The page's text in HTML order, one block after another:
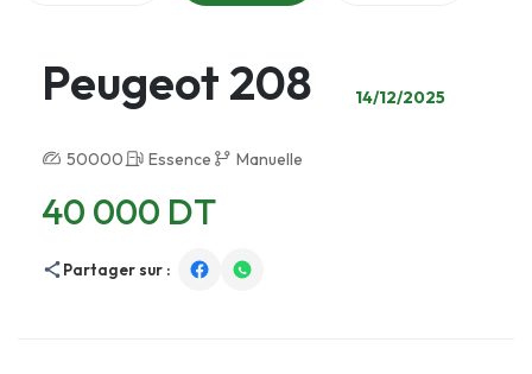
Peugeot 208 14/12/2025
50000 Essence Manuelle
40 000 DT
Partager sur :